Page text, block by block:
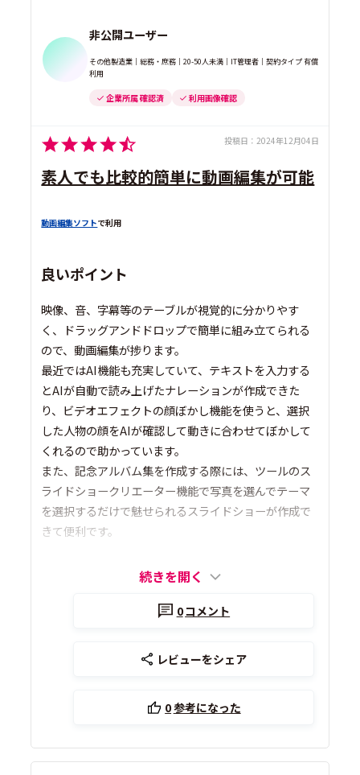
非公開ユーザー
その他製造業｜総務・庶務｜20-50人未満｜IT管理者｜契約タイプ 有償
利用
企業所属 確認済 利用画像確認
投稿日： 2024年12月04日
素人でも比較的簡単に動画編集が可能
動画編集ソフトで利用
良いポイント
映像、音、字幕等のテーブルが視覚的に分かりやす
く、ドラッグアンドドロップで簡単に組み立てられる
ので、動画編集が捗ります。
最近ではAI機能も充実していて、テキストを入力する
とAIが自動で読み上げたナレーションが作成できた
り、ビデオエフェクトの顔ぼかし機能を使うと、選択
した人物の顔をAIが確認して動きに合わせてぼかして
くれるので助かっています。
また、記念アルバム集を作成する際には、ツールのス
ライドショークリエーター機能で写真を選んでテーマ
を選択するだけで魅せられるスライドショーが作成で
きて便利です。
続きを開く
0コメント
レビューをシェア
0参考になった